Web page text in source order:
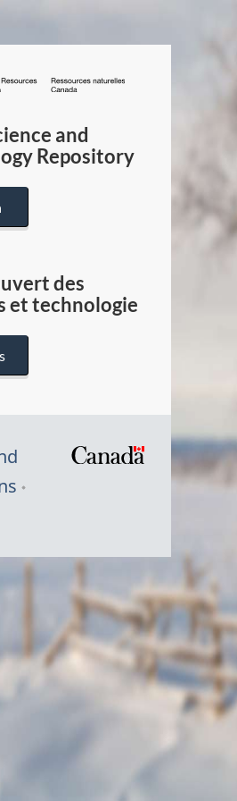
/
Canada
and
Repository
des
et technologie
Symbole
Canada